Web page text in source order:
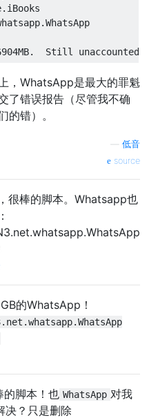
，WhatsApp是最大的罪魁
了错误报告（尽管我不确
的错）。
低音
source
很棒的脚本。Whatsapp也
的WhatsApp！
的脚本！也 WhatsApp 对我
决？只是删除